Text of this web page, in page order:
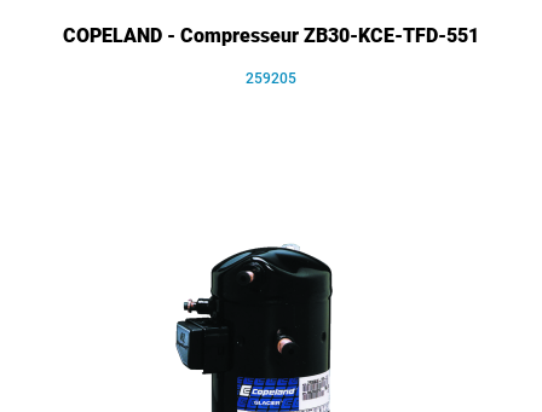
COPELAND - Compresseur ZB30-KCE-TFD-551
259205